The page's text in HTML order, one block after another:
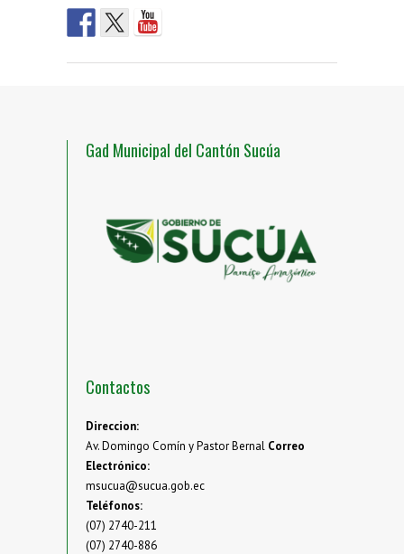
Gad Municipal del Cantón Sucúa
Contactos
Direccion:
Av. Domingo Comín y Pastor Bernal Correo
Electrónico:
msucua@sucua.gob.ec
Teléfonos:
(07) 2740-211
(07) 2740-886